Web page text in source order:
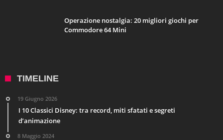
Operazione nostalgia: 20 migliori giochi per
Commodore 64 Mini
TIMELINE
19 Giugno 2026
I 10 Classici Disney: tra record, miti sfatati e segreti
d’animazione
8 Maggio 2024